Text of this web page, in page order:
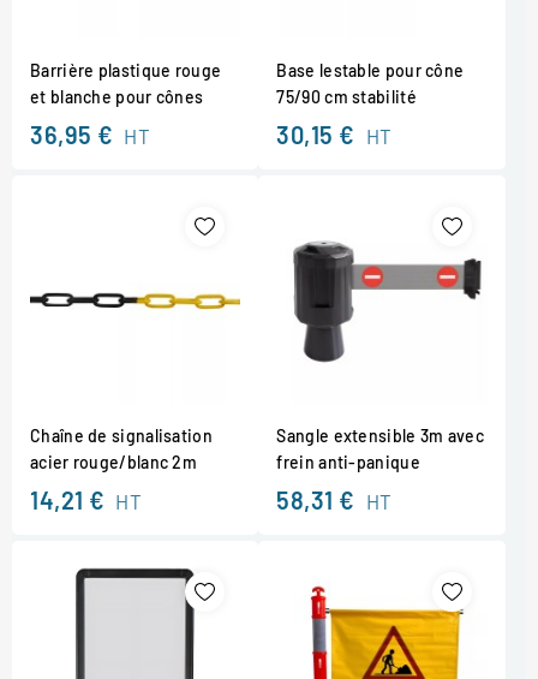
Barrière plastique rouge
et blanche pour cônes
36,95 € HT
Base lestable pour cône
75/90 cm stabilité
30,15 € HT
Chaîne de signalisation
acier rouge/blanc 2m
14,21 € HT
Sangle extensible 3m avec
frein anti-panique
58,31 € HT